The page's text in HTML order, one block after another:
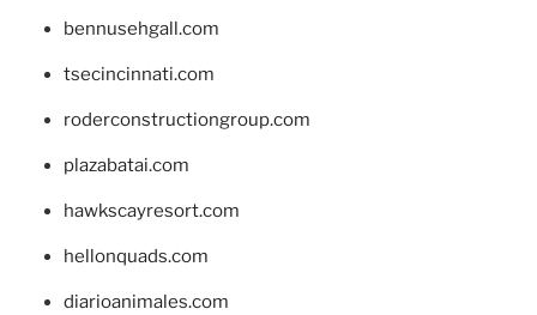
bennusehgall.com
tsecincinnati.com
roderconstructiongroup.com
plazabatai.com
hawkscayresort.com
hellonquads.com
diarioanimales.com